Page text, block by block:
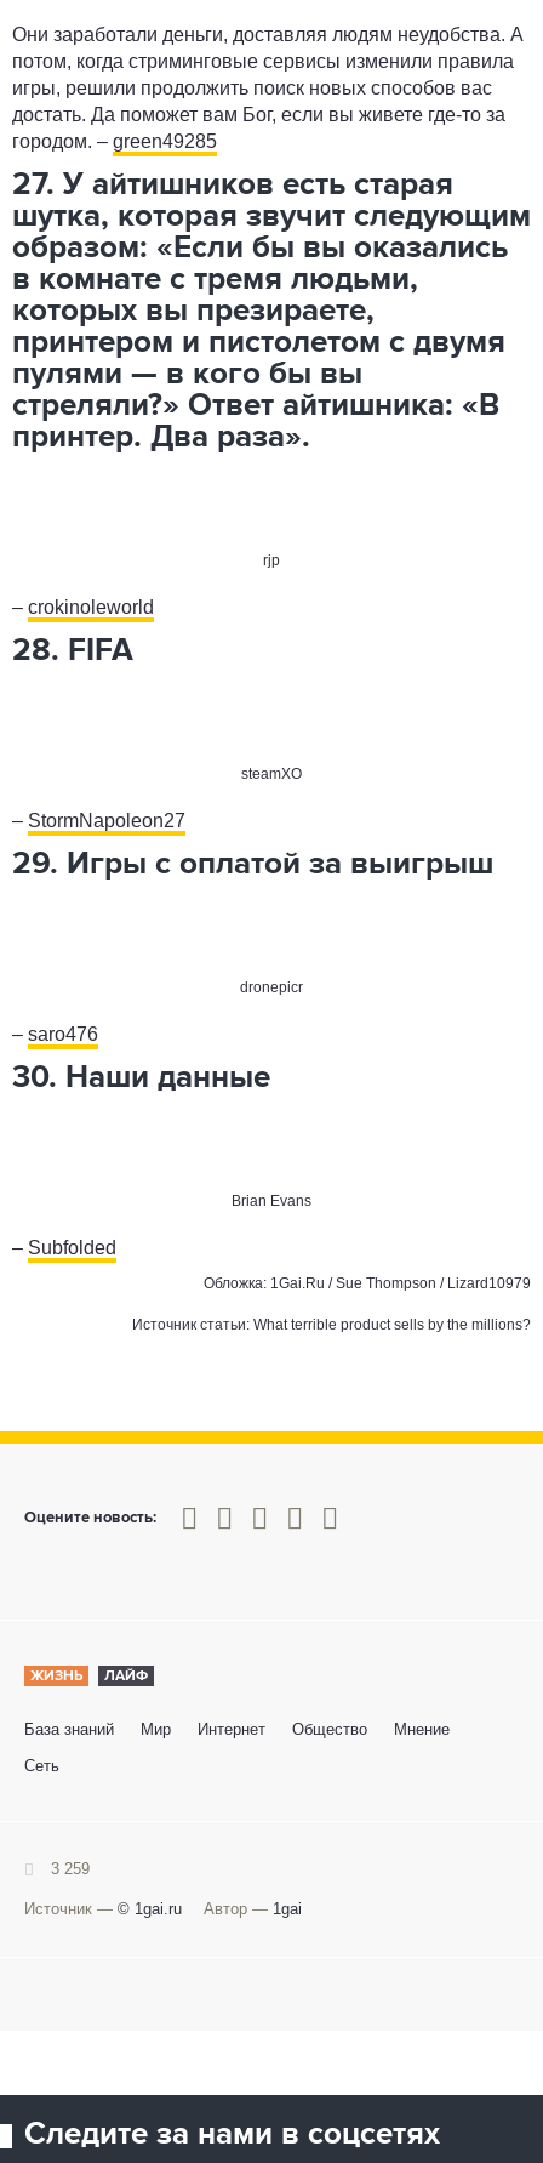
Они заработали деньги, доставляя людям неудобства. А
потом, когда стриминговые сервисы изменили правила
игры, решили продолжить поиск новых способов вас
достать. Да поможет вам Бог, если вы живете где-то за
городом. – green49285
27. У айтишников есть старая
шутка, которая звучит следующим
образом: «Если бы вы оказались
в комнате с тремя людьми,
которых вы презираете,
принтером и пистолетом с двумя
пулями — в кого бы вы
стреляли?» Ответ айтишника: «В
принтер. Два раза».
rjp
– crokinoleworld
28. FIFA
steamXO
– StormNapoleon27
29. Игры с оплатой за выигрыш
dronepicr
– saro476
30. Наши данные
Brian Evans
– Subfolded
Обложка: 1Gai.Ru /Sue Thompson / Lizard10979
Источник статьи: What terrible product sells by the millions?
Оцените новость:
0
1 2 3 4 5
ЖИЗНЬ ЛАЙФ
База знаний Мир Интернет Общество
Мнение
Сеть
3 259
Источник — © 1gai.ru Автор — 1gai
Следите за нами в соцсетях